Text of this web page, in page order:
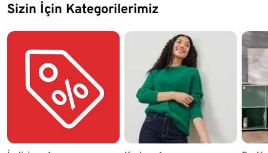
Sizin İçin Kategorilerimiz
Liste sonu